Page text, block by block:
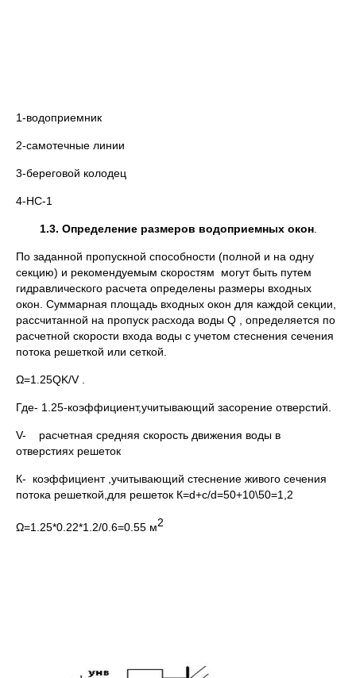
1-водоприемник
2-самотечные линии
3-береговой колодец
4-НС-1
1.3. Определение размеров водоприемных окон.
По заданной пропускной способности (полной и на одну
секцию) и рекомендуемым скоростям могут быть путем
гидравлического расчета определены размеры входных
окон. Суммарная площадь входных окон для каждой секции,
рассчитанной на пропуск расхода воды Q , определяется по
расчетной скорости входа воды с учетом стеснения сечения
потока решеткой или сеткой.
Ω=1.25QK/V .
Где- 1.25-коэффициент,учитывающий засорение отверстий.
V- расчетная средняя скорость движения воды в
отверстиях решеток
К- коэффициент ,учитывающий стеснение живого сечения
потока решеткой,для решеток К=d+c/d=50+10\50=1,2
Ω=1.25*0.22*1.2/0.6=0.55 м2